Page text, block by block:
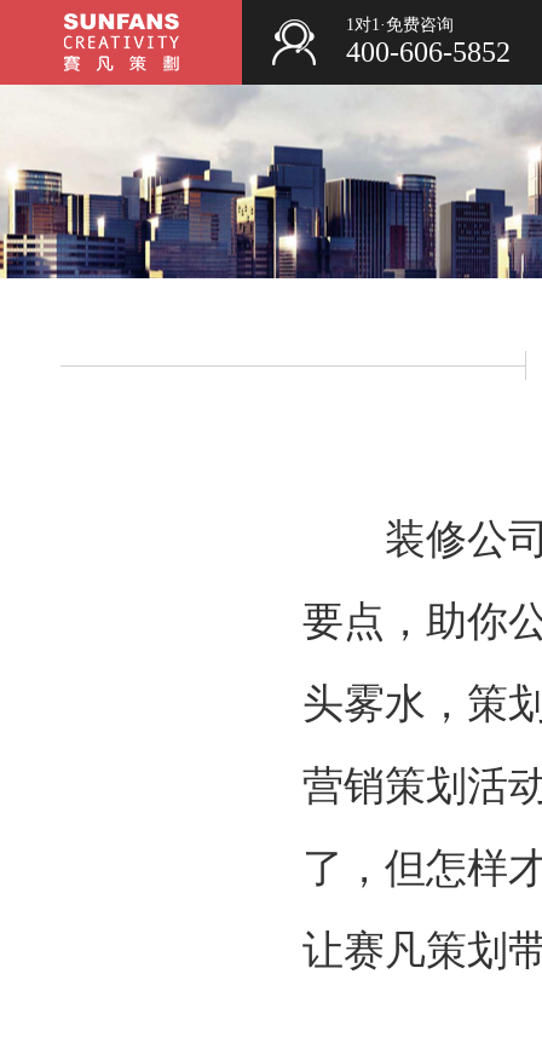
1对1·免费咨询
400-606-5852
装修公
要点，助你
头雾水，策
营销策划活
了，但怎样
让赛凡策划